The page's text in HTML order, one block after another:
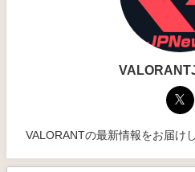
VALORANTの最新情報をお届け